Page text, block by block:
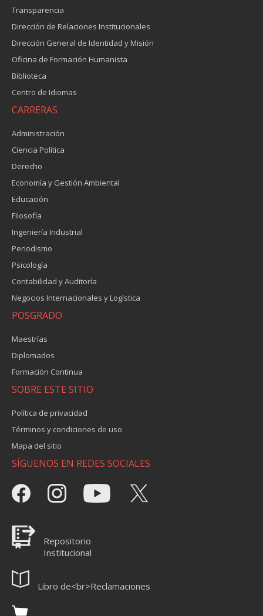
Transparencia
Dirección de Relaciones Institucionales
Dirección General de Identidad y Misión
Oficina de Formación Humanista
Biblioteca
Centro de Idiomas
CARRERAS
Administración
Ciencia Política
Derecho
Economía y Gestión Ambiental
Educación
Filosofía
Ingeniería Industrial
Periodismo
Psicología
Contabilidad y Auditoría
Negocios Internacionales y Logística
POSGRADO
Maestrías
Diplomados
Formación Continua
SOBRE ESTE SITIO
Política de privacidad
Términos y condiciones de uso
Mapa del sitio
SÍGUENOS EN REDES SOCIALES
Repositorio
Institucional
Libro de<br>Reclamaciones